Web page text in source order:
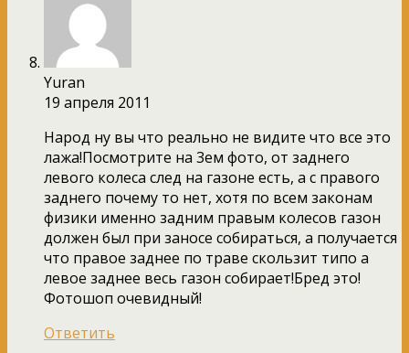
Yuran
19 апреля 2011
Народ ну вы что реально не видите что все это
лажа!Посмотрите на 3ем фото, от заднего
левого колеса след на газоне есть, а с правого
заднего почему то нет, хотя по всем законам
физики именно задним правым колесов газон
должен был при заносе собираться, а получается
что правое заднее по траве скользит типо а
левое заднее весь газон собирает!Бред это!
Фотошоп очевидный!
Ответить